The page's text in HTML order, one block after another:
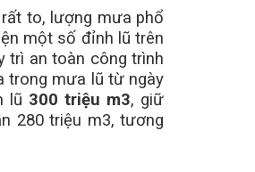
to, lượng mưa phổ
một số đỉnh lũ trên
trì an toàn công trình
trong mưa lũ từ ngày
lũ 300 triệu m3, giữ
280 triệu m3, tương